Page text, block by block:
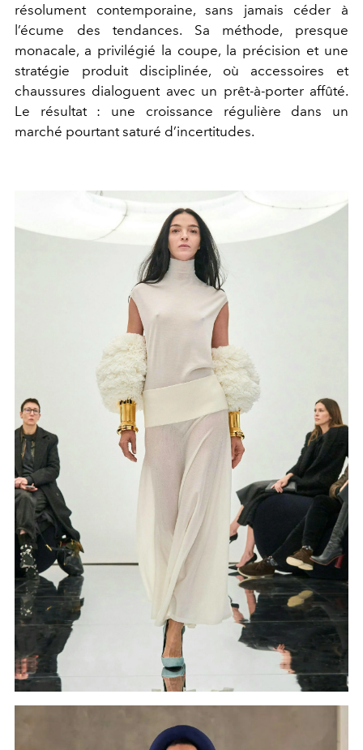
résolument contemporaine, sans jamais céder à
l’écume des tendances. Sa méthode, presque
monacale, a privilégié la coupe, la précision et une
stratégie produit disciplinée, où accessoires et
chaussures dialoguent avec un prêt-à-porter affûté.
Le résultat : une croissance régulière dans un
marché pourtant saturé d’incertitudes.